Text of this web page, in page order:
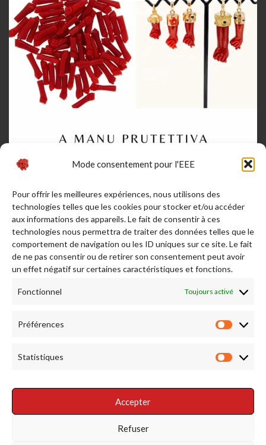
Mode consentement pour l'EEE
Pour offrir les meilleures expériences, nous utilisons des
technologies telles que les cookies pour stocker et/ou accéder
aux informations des appareils. Le fait de consentir à ces
technologies nous permettra de traiter des données telles que le
comportement de navigation ou les ID uniques sur ce site. Le fait
de ne pas consentir ou de retirer son consentement peut avoir
un effet négatif sur certaines caractéristiques et fonctions.
Fonctionnel Toujours activé
Préférences
Statistiques
Accepter
Refuser
Afficher plus... Suivez-nous sur Instagram